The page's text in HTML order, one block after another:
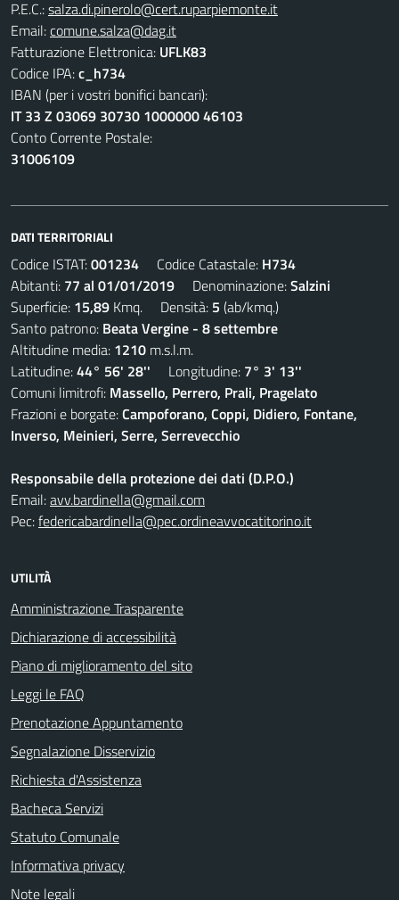
P.E.C.:salza.di.pinerolo@cert.ruparpiemonte.it
Email:comune.salza@dag.it
Fatturazione Elettronica: UFLK83
Codice IPA:c_h734
IBAN (per i vostri bonifici bancari):
IT 33 Z 03069 30730 1000000 46103
Conto Corrente Postale:
31006109
DATI TERRITORIALI
Codice ISTAT:001234 Codice Catastale: H734
Abitanti: 77 al 01/01/2019 Denominazione:Salzini
Superficie: 15,89 Kmq. Densità: 5 (ab/kmq.)
Santo patrono: Beata Vergine - 8 settembre
Altitudine media: 1210 m.s.l.m.
Latitudine:44° 56' 28'' Longitudine: 7° 3' 13''
Comuni limitrofi: Massello, Perrero, Prali, Pragelato
Frazioni e borgate:Campoforano, Coppi, Didiero, Fontane,
Inverso, Meinieri, Serre, Serrevecchio
Responsabile della protezione dei dati (D.P.O.)
Email:avv.bardinella@gmail.com
Pec:federicabardinella@pec.ordineavvocatitorino.it
UTILITÀ
Amministrazione Trasparente
Dichiarazione di accessibilità
Piano di miglioramento del sito
Leggi le FAQ
Prenotazione Appuntamento
Segnalazione Disservizio
Richiesta d'Assistenza
Bacheca Servizi
Statuto Comunale
Informativa privacy
Note legali